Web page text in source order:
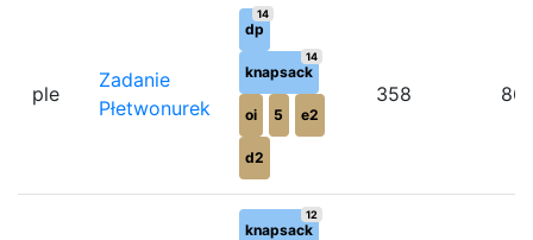
ple
Zadanie
Płetwonurek
dp
14
knapsack
14
oi 5 e2
d2
358
knapsack
12